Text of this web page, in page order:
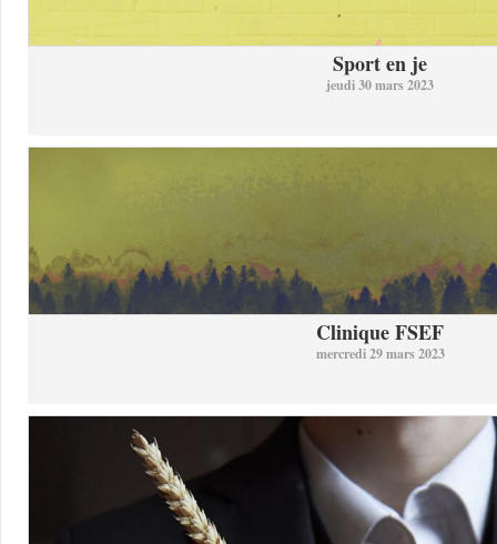
Sport en je
jeudi 30 mars 2023
Clinique FSEF
mercredi 29 mars 2023